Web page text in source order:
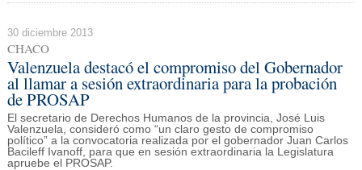
30 diciembre 2013
CHACO
Valenzuela destacó el compromiso del Gobernador
al llamar a sesión extraordinaria para la probación
de PROSAP
El secretario de Derechos Humanos de la provincia, José Luis
Valenzuela, consideró como “un claro gesto de compromiso
político” a la convocatoria realizada por el gobernador Juan Carlos
Bacileff Ivanoff, para que en sesión extraordinaria la Legislatura
apruebe el PROSAP.